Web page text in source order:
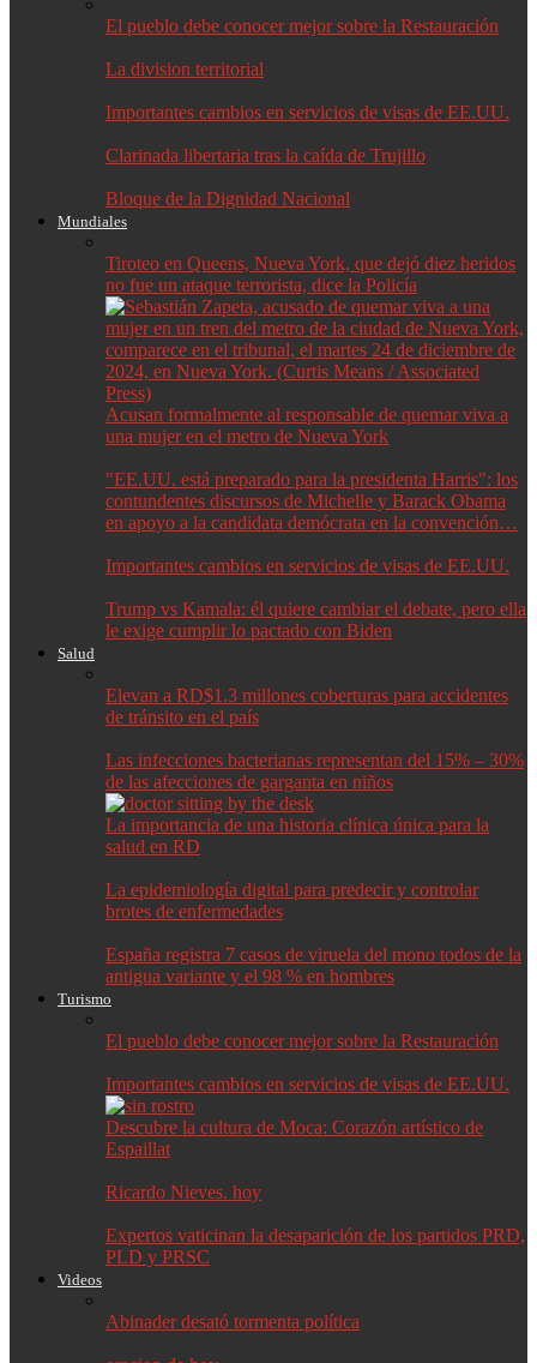
El pueblo debe conocer mejor sobre la Restauración
La division territorial
Importantes cambios en servicios de visas de EE.UU.
Clarinada libertaria tras la caída de Trujillo
Bloque de la Dignidad Nacional
Mundiales
Tiroteo en Queens, Nueva York, que dejó diez heridos
no fue un ataque terrorista, dice la Policía
Acusan formalmente al responsable de quemar viva a
una mujer en el metro de Nueva York
"EE.UU. está preparado para la presidenta Harris": los
contundentes discursos de Michelle y Barack Obama
en apoyo a la candidata demócrata en la convención…
Importantes cambios en servicios de visas de EE.UU.
Trump vs Kamala: él quiere cambiar el debate, pero ella
le exige cumplir lo pactado con Biden
Salud
Elevan a RD$1.3 millones coberturas para accidentes
de tránsito en el país
Las infecciones bacterianas representan del 15% – 30%
de las afecciones de garganta en niños
La importancia de una historia clínica única para la
salud en RD
La epidemiología digital para predecir y controlar
brotes de enfermedades
España registra 7 casos de viruela del mono todos de la
antigua variante y el 98 % en hombres
Turismo
El pueblo debe conocer mejor sobre la Restauración
Importantes cambios en servicios de visas de EE.UU.
Descubre la cultura de Moca: Corazón artístico de
Espaillat
Ricardo Nieves. hoy
Expertos vaticinan la desaparición de los partidos PRD,
PLD y PRSC
Videos
Abinader desató tormenta política